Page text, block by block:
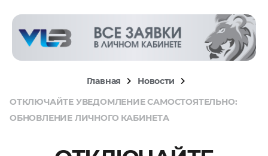
Главная
Новости
ОТКЛЮЧАЙТЕ УВЕДОМЛЕНИЕ САМОСТОЯТЕЛЬНО:
ОБНОВЛЕНИЕ ЛИЧНОГО КАБИНЕТА